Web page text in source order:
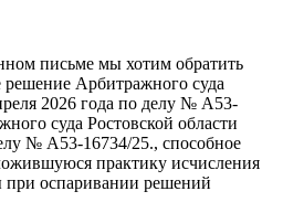
письме мы хотим обратить
Арбитражного суда
2026 года по делу № А53-
суда Ростовской области
№ А53-16734/25., способное
практику исчисления
при оспаривании решений